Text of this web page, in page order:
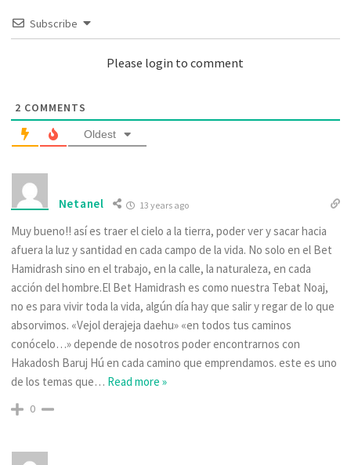
Subscribe
Please login to comment
2 COMMENTS
Oldest
Netanel 13 years ago
Muy bueno!! así es traer el cielo a la tierra, poder ver y sacar hacia
afuera la luz y santidad en cada campo de la vida. No solo en el Bet
Hamidrash sino en el trabajo, en la calle, la naturaleza, en cada
acción del hombre.El Bet Hamidrash es como nuestra Tebat Noaj,
no es para vivir toda la vida, algún día hay que salir y regar de lo que
absorvimos. «Vejol derajeja daehu» «en todos tus caminos
conócelo…» depende de nosotros poder encontrarnos con
Hakadosh Baruj Hú en cada camino que emprendamos. este es uno
de los temas que… Read more »
0